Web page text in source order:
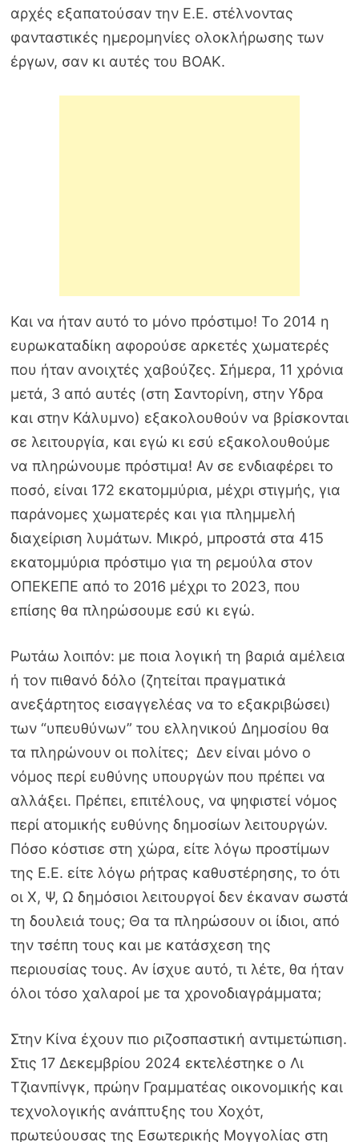
αρχές εξαπατούσαν την Ε.Ε. στέλνοντας
φανταστικές ημερομηνίες ολοκλήρωσης των
έργων, σαν κι αυτές του ΒΟΑΚ.
Και να ήταν αυτό το μόνο πρόστιμο! Το 2014 η
ευρωκαταδίκη αφορούσε αρκετές χωματερές
που ήταν ανοιχτές χαβούζες. Σήμερα, 11 χρόνια
μετά, 3 από αυτές (στη Σαντορίνη, στην Υδρα
και στην Κάλυμνο) εξακολουθούν να βρίσκονται
σε λειτουργία, και εγώ κι εσύ εξακολουθούμε
να πληρώνουμε πρόστιμα! Αν σε ενδιαφέρει το
ποσό, είναι 172 εκατομμύρια, μέχρι στιγμής, για
παράνομες χωματερές και για πλημμελή
διαχείριση λυμάτων. Μικρό, μπροστά στα 415
εκατομμύρια πρόστιμο για τη ρεμούλα στον
ΟΠΕΚΕΠΕ από το 2016 μέχρι το 2023, που
επίσης θα πληρώσουμε εσύ κι εγώ.
Ρωτάω λοιπόν: με ποια λογική τη βαριά αμέλεια
ή τον πιθανό δόλο (ζητείται πραγματικά
ανεξάρτητος εισαγγελέας να το εξακριβώσει)
των “υπευθύνων” του ελληνικού Δημοσίου θα
τα πληρώνουν οι πολίτες; Δεν είναι μόνο ο
νόμος περί ευθύνης υπουργών που πρέπει να
αλλάξει. Πρέπει, επιτέλους, να ψηφιστεί νόμος
περί ατομικής ευθύνης δημοσίων λειτουργών.
Πόσο κόστισε στη χώρα, είτε λόγω προστίμων
της Ε.Ε. είτε λόγω ρήτρας καθυστέρησης, το ότι
οι Χ, Ψ, Ω δημόσιοι λειτουργοί δεν έκαναν σωστά
τη δουλειά τους; Θα τα πληρώσουν οι ίδιοι, από
την τσέπη τους και με κατάσχεση της
περιουσίας τους. Αν ίσχυε αυτό, τι λέτε, θα ήταν
όλοι τόσο χαλαροί με τα χρονοδιαγράμματα;
Στην Κίνα έχουν πιο ριζοσπαστική αντιμετώπιση.
Στις 17 Δεκεμβρίου 2024 εκτελέστηκε ο Λι
Τζιανπίνγκ, πρώην Γραμματέας οικονομικής και
τεχνολογικής ανάπτυξης του Χοχότ,
πρωτεύουσας της Εσωτερικής Μογγολίας στη